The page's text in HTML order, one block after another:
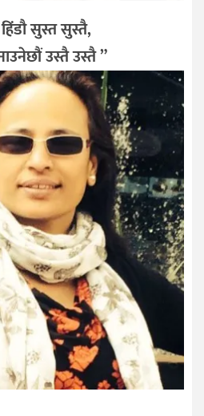
हिंडौ सुस्त सुस्तै,
उस्तै उस्तै ”